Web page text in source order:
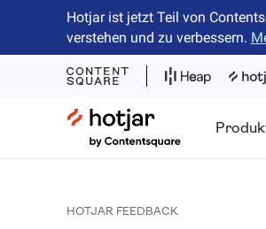
Hotjar ist jetzt Teil von
verstehen und zu verbessern.
Hotjar Logo
HOTJAR FEEDBACK